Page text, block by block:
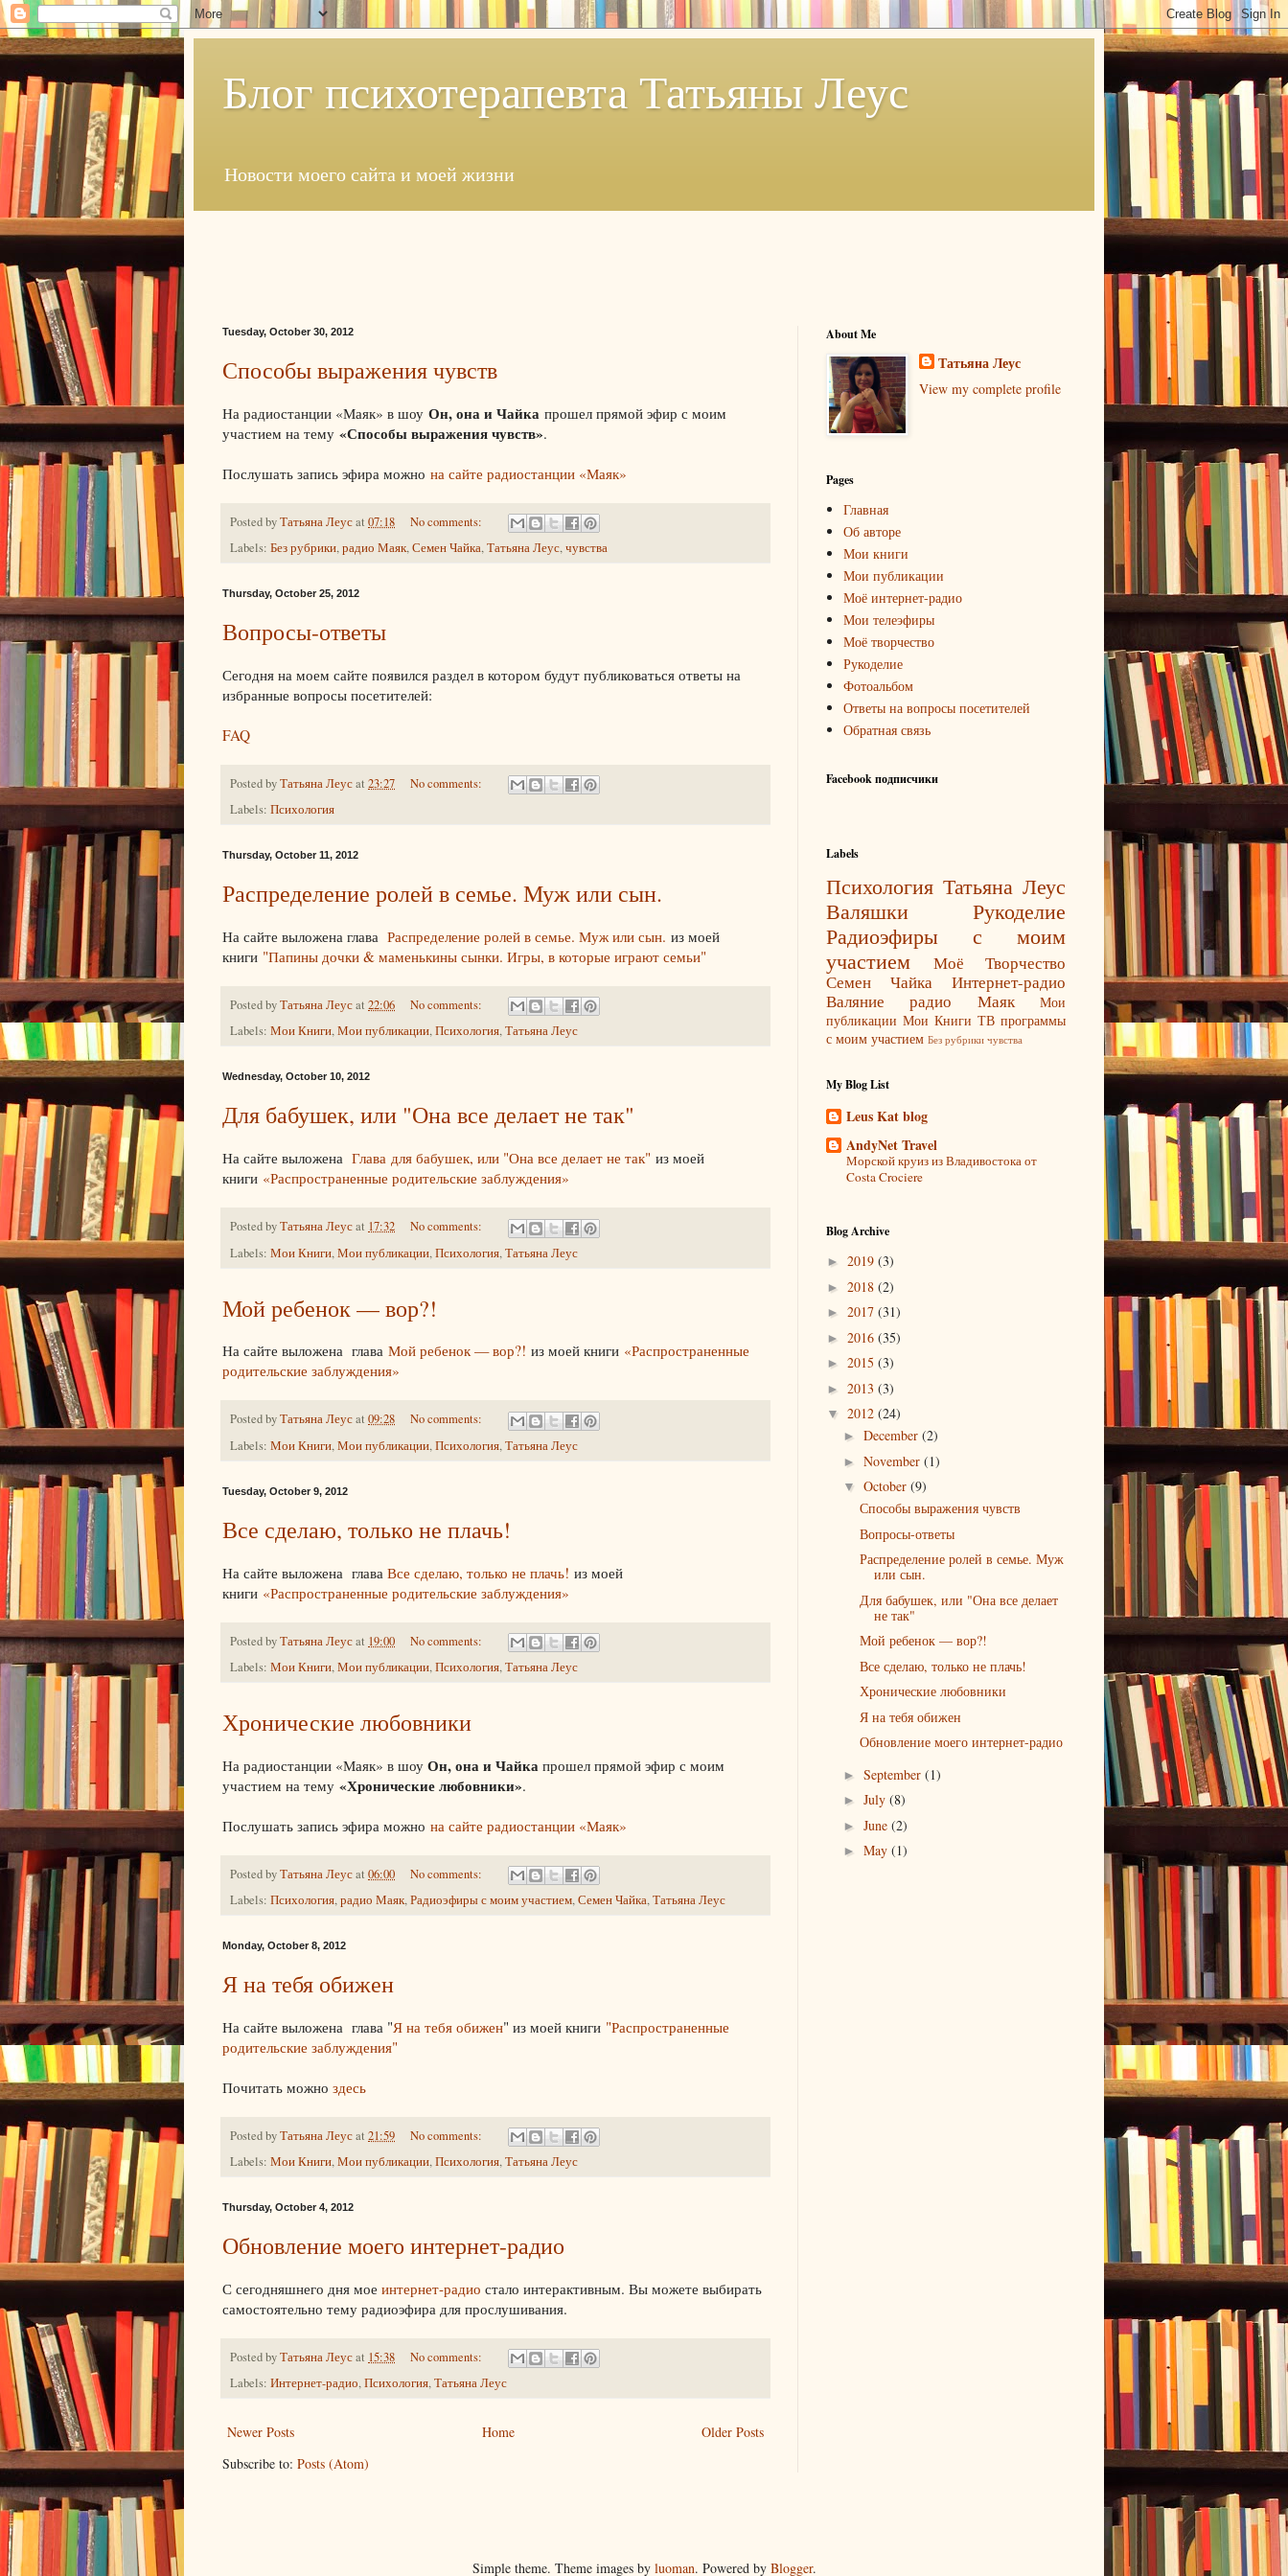
Блог психотерапевта Татьяны Леус
Новости моего сайта и моей жизни
Tuesday, October 30, 2012
Способы выражения чувств
На радиостанции «Маяк» в шоу Он, она и Чайка прошел прямой эфир с моим
участием на тему «Способы выражения чувств».
Послушать запись эфира можно на сайте радиостанции «Маяк»
Posted byТатьяна Леусat 07:18
No comments:
Labels: Без рубрики,радио Маяк,Семен Чайка,Татьяна Леус,чувства
Thursday, October 25, 2012
Вопросы-ответы
Сегодня на моем сайте появился раздел в котором будут публиковаться ответы на
избранные вопросы посетителей:
FAQ
Posted byТатьяна Леусat 23:27
No comments:
Labels: Психология
Thursday, October 11, 2012
Распределение ролей в семье. Муж или сын.
На сайте выложена глава Распределение ролей в семье. Муж или сын. из моей
книги "Папины дочки & маменькины сынки. Игры, в которые играют семьи"
Posted byТатьяна Леусat 22:06
No comments:
Labels: Мои Книги,Мои публикации,Психология,Татьяна Леус
Wednesday, October 10, 2012
Для бабушек, или "Она все делает не так"
На сайте выложена Глава для бабушек, или "Она все делает не так" из моей
книги «Распространенные родительские заблуждения»
Posted byТатьяна Леусat 17:32
No comments:
Labels: Мои Книги,Мои публикации,Психология,Татьяна Леус
Мой ребенок — вор?!
На сайте выложена глава Мой ребенок — вор?! из моей книги «Распространенные
родительские заблуждения»
Posted byТатьяна Леусat 09:28
No comments:
Labels: Мои Книги,Мои публикации,Психология,Татьяна Леус
Tuesday, October 9, 2012
Все сделаю, только не плачь!
На сайте выложена глава Все сделаю, только не плачь! из моей
книги «Распространенные родительские заблуждения»
Posted byТатьяна Леусat 19:00
No comments:
Labels: Мои Книги,Мои публикации,Психология,Татьяна Леус
Хронические любовники
На радиостанции «Маяк» в шоу Он, она и Чайка прошел прямой эфир с моим
участием на тему «Хронические любовники».
Послушать запись эфира можно на сайте радиостанции «Маяк»
Posted byТатьяна Леусat 06:00
No comments:
Labels: Психология,радио Маяк,Радиоэфиры с моим участием,Семен Чайка,Татьяна Леус
Monday, October 8, 2012
Я на тебя обижен
На сайте выложена глава "Я на тебя обижен" из моей книги "Распространенные
родительские заблуждения"
Почитать можно здесь
Posted byТатьяна Леусat 21:59
No comments:
Labels: Мои Книги,Мои публикации,Психология,Татьяна Леус
Thursday, October 4, 2012
Обновление моего интернет-радио
С сегодняшнего дня мое интернет-радио стало интерактивным. Вы можете выбирать
самостоятельно тему радиоэфира для прослушивания.
Posted byТатьяна Леусat 15:38
No comments:
Labels: Интернет-радио,Психология,Татьяна Леус
Newer Posts Older Posts
Home
Subscribe to: Posts (Atom)
About Me
Татьяна Леус
View my complete profile
Pages
Главная
Об авторе
Мои книги
Мои публикации
Моё интернет-радио
Мои телеэфиры
Моё творчество
Рукоделие
Фотоальбом
Ответы на вопросы посетителей
Обратная связь
Facebook подписчики
Labels
Психология Татьяна Леус
Валяшки
Рукоделие
Радиоэфиры с моим
участием
Моё Творчество
Семен Чайка
Интернет-радио
Валяние
радио Маяк
Мои
публикации Мои Книги ТВ программы
с моим участием Без рубрики чувства
My Blog List
Leus Kat blog
AndyNet Travel
Морской круиз из Владивостока от
Costa Crociere
Blog Archive
► 2019 (3)
► 2018 (2)
► 2017 (31)
► 2016 (35)
► 2015 (3)
► 2013 (3)
▼ 2012 (24)
► December (2)
► November (1)
▼ October (9)
Способы выражения чувств
Вопросы-ответы
Распределение ролей в семье. Муж
или сын.
Для бабушек, или "Она все делает
не так"
Мой ребенок — вор?!
Все сделаю, только не плачь!
Хронические любовники
Я на тебя обижен
Обновление моего интернет-радио
► September (1)
► July (8)
► June (2)
► May (1)
Simple theme. Theme images by luoman. Powered by Blogger.